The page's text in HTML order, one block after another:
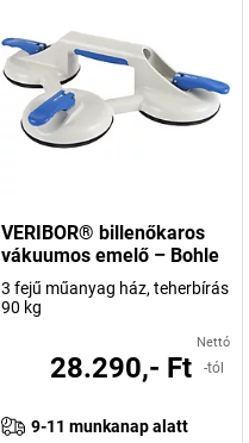
VERIBOR® billenőkaros
vákuumos emelő – Bohle
3 fejű műanyag ház, teherbírás
90 kg
Nettó
28.290,- Ft -tól
9-11 munkanap alatt